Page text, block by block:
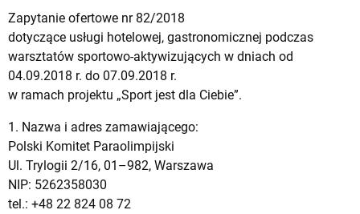
Zapytanie ofertowe nr 82/2018
dotyczące usługi hotelowej, gastronomicznej podczas
warsztatów sportowo-aktywizujących w dniach od
04.09.2018 r. do 07.09.2018 r.
w ramach projektu „Sport jest dla Ciebie”.
1. Nazwa i adres zamawiającego:
Polski Komitet Paraolimpijski
Ul. Trylogii 2/16, 01–982, Warszawa
NIP: 5262358030
tel.: +48 22 824 08 72